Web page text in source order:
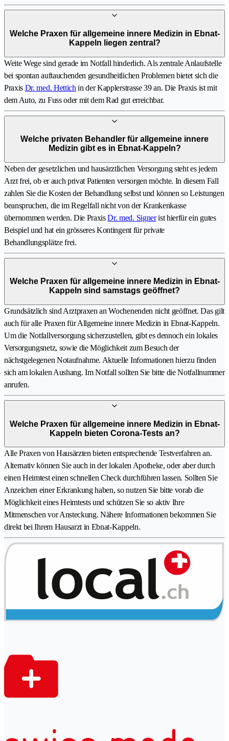
Welche Praxen für allgemeine innere Medizin in Ebnat-
Kappeln liegen zentral?
Weite Wege sind gerade im Notfall hinderlich. Als zentrale Anlaufstelle
bei spontan auftauchenden gesundheitlichen Problemen bietet sich die
Praxis Dr. med. Hettich in der Kapplerstrasse 39 an. Die Praxis ist mit
dem Auto, zu Fuss oder mit dem Rad gut erreichbar.
Welche privaten Behandler für allgemeine innere
Medizin gibt es in Ebnat-Kappeln?
Neben der gesetzlichen und hausärztlichen Versorgung steht es jedem
Arzt frei, ob er auch privat Patienten versorgen möchte. In diesem Fall
zahlen Sie die Kosten der Behandlung selbst und können so Leistungen
beanspruchen, die im Regelfall nicht von der Krankenkasse
übernommen werden. Die PraxisDr. med. Signerist hierfür ein gutes
Beispiel und hat ein grösseres Kontingent für private
Behandlungsplätze frei.
Welche Praxen für allgemeine innere Medizin in Ebnat-
Kappeln sind samstags geöffnet?
Grundsätzlich sind Arztpraxen an Wochenenden nicht geöffnet. Das gilt
auch für alle Praxen für Allgemeine innere Medizin in Ebnat-Kappeln.
Um die Notfallversorgung sicherzustellen, gibt es dennoch ein lokales
Versorgungsnetz, sowie die Möglichkeit zum Besuch der
nächstgelegenen Notaufnahme. Aktuelle Informationen hierzu finden
sich am lokalen Aushang. Im Notfall sollten Sie bitte die Notfallnummer
anrufen.
Welche Praxen für allgemeine innere Medizin in Ebnat-
Kappeln bieten Corona-Tests an?
Alle Praxen von Hausärzten bieten entsprechende Testverfahren an.
Alternativ können Sie auch in der lokalen Apotheke, oder aber durch
einen Heimtest einen schnellen Check durchführen lassen. Sollten Sie
Anzeichen einer Erkrankung haben, so nutzen Sie bitte vorab die
Möglichkeit eines Heimtests und schützen Sie so aktiv Ihre
Mitmenschen vor Ansteckung. Nähere Informationen bekommen Sie
direkt bei Ihrem Hausarzt in Ebnat-Kappeln.